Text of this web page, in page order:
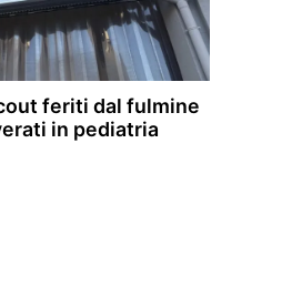
feriti dal fulmine
in pediatria